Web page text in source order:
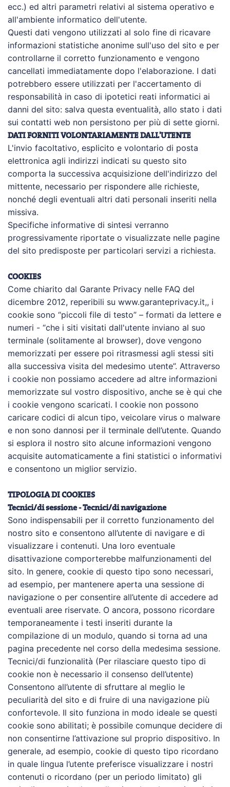
ecc.) ed altri parametri relativi al sistema operativo e
all'ambiente informatico dell'utente.
Questi dati vengono utilizzati al solo fine di ricavare
informazioni statistiche anonime sull'uso del sito e per
controllarne il corretto funzionamento e vengono
cancellati immediatamente dopo l'elaborazione. I dati
potrebbero essere utilizzati per l'accertamento di
responsabilità in caso di ipotetici reati informatici ai
danni del sito: salva questa eventualità, allo stato i dati
sui contatti web non persistono per più di sette giorni.
DATI FORNITI VOLONTARIAMENTE DALL'UTENTE
L'invio facoltativo, esplicito e volontario di posta
elettronica agli indirizzi indicati su questo sito
comporta la successiva acquisizione dell'indirizzo del
mittente, necessario per rispondere alle richieste,
nonché degli eventuali altri dati personali inseriti nella
missiva.
Specifiche informative di sintesi verranno
progressivamente riportate o visualizzate nelle pagine
del sito predisposte per particolari servizi a richiesta.
COOKIES
Come chiarito dal Garante Privacy nelle FAQ del
dicembre 2012, reperibili su www.garanteprivacy.it,, i
cookie sono “piccoli file di testo” – formati da lettere e
numeri - “che i siti visitati dall'utente inviano al suo
terminale (solitamente al browser), dove vengono
memorizzati per essere poi ritrasmessi agli stessi siti
alla successiva visita del medesimo utente”. Attraverso
i cookie non possiamo accedere ad altre informazioni
memorizzate sul vostro dispositivo, anche se è qui che
i cookie vengono scaricati. I cookie non possono
caricare codici di alcun tipo, veicolare virus o malware
e non sono dannosi per il terminale dell’utente. Quando
si esplora il nostro sito alcune informazioni vengono
acquisite automaticamente a fini statistici o informativi
e consentono un miglior servizio.
TIPOLOGIA DI COOKIES
Tecnici/di sessione - Tecnici/di navigazione
Sono indispensabili per il corretto funzionamento del
nostro sito e consentono all’utente di navigare e di
visualizzare i contenuti. Una loro eventuale
disattivazione comporterebbe malfunzionamenti del
sito. In genere, cookie di questo tipo sono necessari,
ad esempio, per mantenere aperta una sessione di
navigazione o per consentire all’utente di accedere ad
eventuali aree riservate. O ancora, possono ricordare
temporaneamente i testi inseriti durante la
compilazione di un modulo, quando si torna ad una
pagina precedente nel corso della medesima sessione.
Tecnici/di funzionalità (Per rilasciare questo tipo di
cookie non è necessario il consenso dell’utente)
Consentono all’utente di sfruttare al meglio le
peculiarità del sito e di fruire di una navigazione più
confortevole. Il sito funziona in modo ideale se questi
cookie sono abilitati; è possibile comunque decidere di
non consentirne l’attivazione sul proprio dispositivo. In
generale, ad esempio, cookie di questo tipo ricordano
in quale lingua l’utente preferisce visualizzare i nostri
contenuti o ricordano (per un periodo limitato) gli